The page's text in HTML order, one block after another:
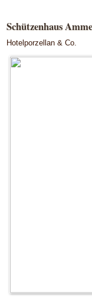
Schützenhaus
Hotelporzellan & Co.